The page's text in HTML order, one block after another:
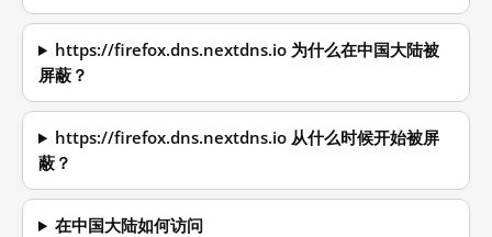
https://firefox.dns.nextdns.io 为什么在中国大陆被
屏蔽？
https://firefox.dns.nextdns.io 从什么时候开始被屏
蔽？
在中国大陆如何访问